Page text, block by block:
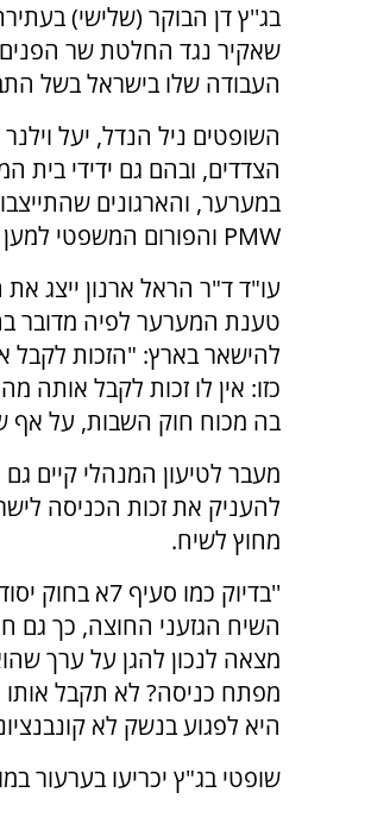
שאקיר נגד החלטת שר
העבודה שלו בישראל בשל
השופטים ניל הנדל, יעל
הצדדים, ובהם גם ידידי בית
במערער, והארגונים
PMW והפורום המשפטי למען ישראל.
עו"ד ד"ר הראל ארנון ייצג
טענת המערער לפיה מדובר
להישאר בארץ: "הזכות לקבל
כזו: אין לו זכות לקבל
בה מכוח חוק השבות, על אף
מעבר לטיעון המנהלי קיים
להעניק את זכות הכניסה
מחוץ לשיח.
''בדיוק כמו
השיח הגזעני החוצה, כך גם
מצאה לנכון להגן על ערך
מפתח כניסה? לא תקבל אותו
היא לפגוע בנשק לא
שופטי בג"ץ יכריעו בערעור